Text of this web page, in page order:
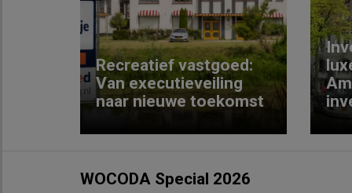
Previous
Recreatief vastgoed:
Van executieveiling
naar nieuwe toekomst
WOCODA Special 2026